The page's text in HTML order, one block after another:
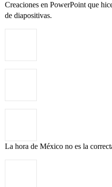
Creaciones en PowerPoint que
de diapositivas.
La hora de México no es la